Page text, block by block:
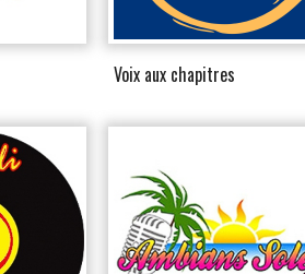
Voix aux chapitres